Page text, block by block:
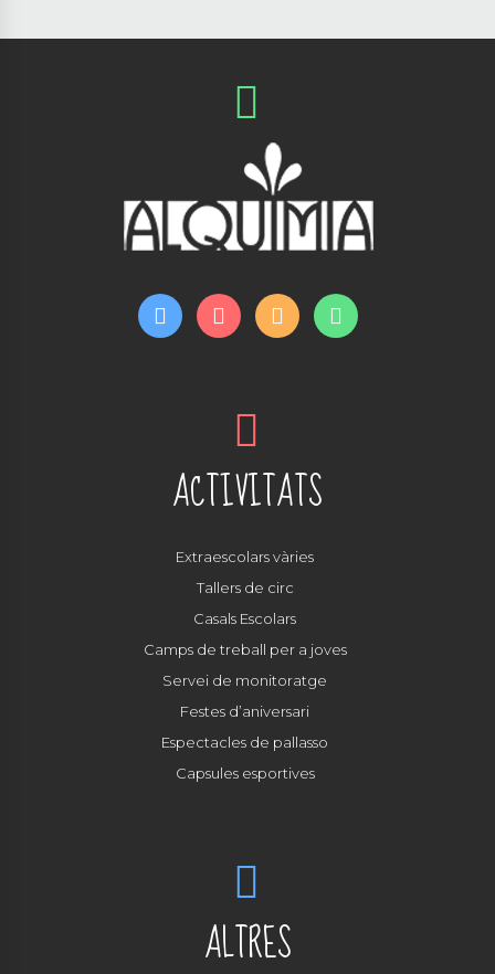
ACTIVITATS
Extraescolars vàries
Tallers de circ
Casals Escolars
Camps de treball per a joves
Servei de monitoratge
Festes d’aniversari
Espectacles de pallasso
Capsules esportives
ALTRES